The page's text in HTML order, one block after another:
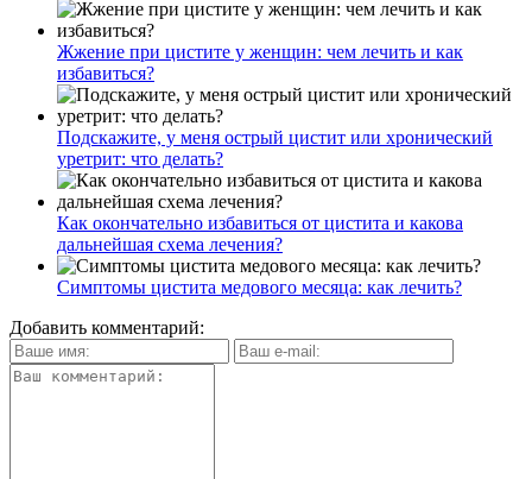
Жжение при цистите у женщин: чем лечить и как
избавиться?
Подскажите, у меня острый цистит или хронический
уретрит: что делать?
Как окончательно избавиться от цистита и какова
дальнейшая схема лечения?
Симптомы цистита медового месяца: как лечить?
Добавить комментарий: